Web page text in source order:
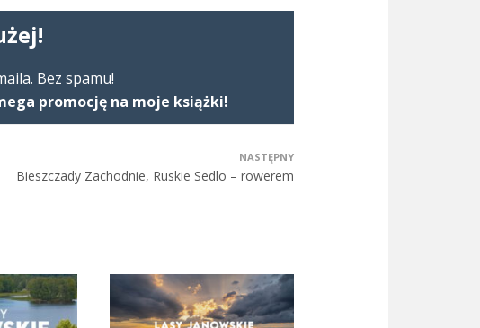
Bez spamu!
promocję na moje książki!
NASTĘPNY
Bieszczady Zachodnie, Ruskie Sedlo – rowerem